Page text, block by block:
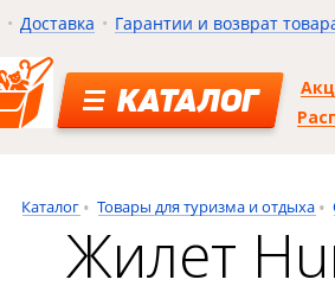
Доставка Гарантии и возврат
КАТАЛОГ
Каталог Товары для туризма и отдыха
Жилет